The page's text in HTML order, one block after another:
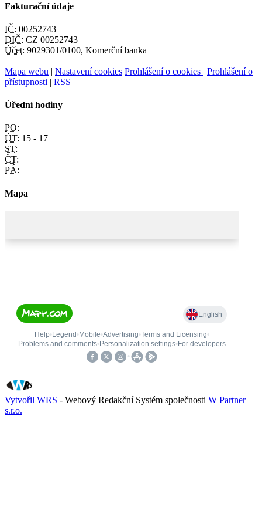
Fakturační údaje
IČ: 00252743
DIČ: CZ 00252743
Účet: 9029301/0100, Komerční banka
Mapa webu | Nastavení cookies Prohlášení o cookies | Prohlášení o
přístupnosti | RSS
Úřední hodiny
PO:
ÚT: 15 - 17
ST:
ČT:
PÁ:
Mapa
Vytvořil WRS - Webový Redakční Systém společnosti W Partner
s.r.o.